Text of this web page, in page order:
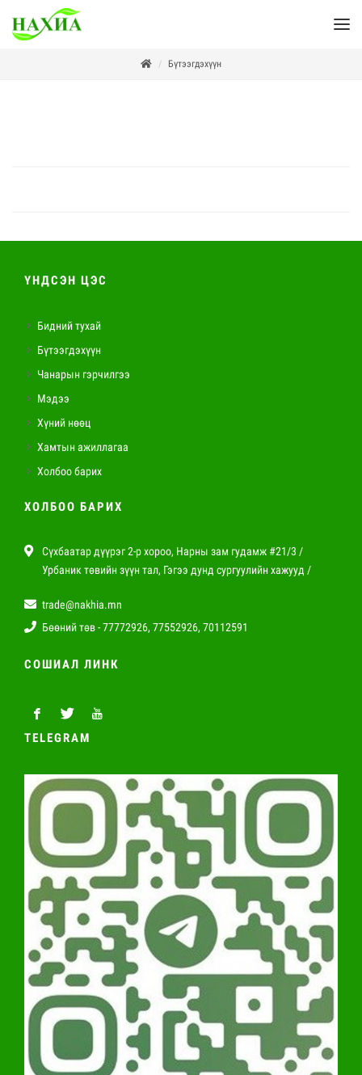
Бүтээгдэхүүн
ҮНДСЭН ЦЭС
Бидний тухай
Бүтээгдэхүүн
Чанарын гэрчилгээ
Мэдээ
Хүний нөөц
Хамтын ажиллагаа
Холбоо барих
ХОЛБОО БАРИХ
Сүхбаатар дүүрэг 2-р хороо, Нарны зам гудамж #21/3 /
Урбаник төвийн зүүн тал, Гэгээ дунд сургуулийн хажууд /
trade@nakhia.mn
Бөөний төв - 77772926, 77552926, 70112591
СОШИАЛ ЛИНК
TELEGRAM